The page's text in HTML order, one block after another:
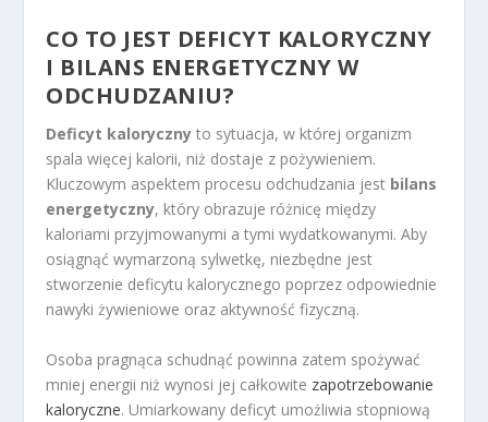
CO TO JEST DEFICYT KALORYCZNY
I BILANS ENERGETYCZNY W
ODCHUDZANIU?
Deficyt kaloryczny to sytuacja, w której organizm
spala więcej kalorii, niż dostaje z pożywieniem.
Kluczowym aspektem procesu odchudzania jest bilans
energetyczny, który obrazuje różnicę między
kaloriami przyjmowanymi a tymi wydatkowanymi. Aby
osiągnąć wymarzoną sylwetkę, niezbędne jest
stworzenie deficytu kalorycznego poprzez odpowiednie
nawyki żywieniowe oraz aktywność fizyczną.
Osoba pragnąca schudnąć powinna zatem spożywać
mniej energii niż wynosi jej całkowite zapotrzebowanie
kaloryczne. Umiarkowany deficyt umożliwia stopniową